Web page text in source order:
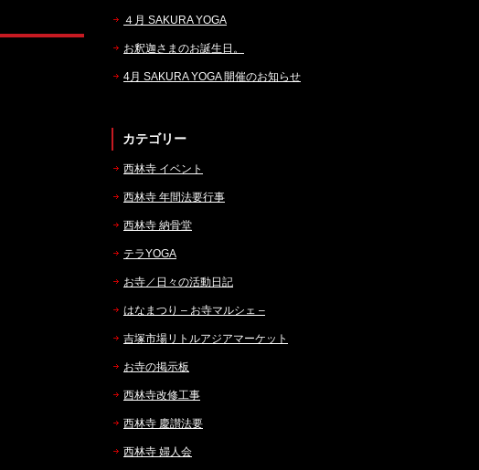
４月 SAKURA YOGA
お釈迦さまのお誕生日。
4月 SAKURA YOGA 開催のお知らせ
カテゴリー
西林寺 イベント
西林寺 年間法要行事
西林寺 納骨堂
テラYOGA
お寺／日々の活動日記
はなまつり – お寺マルシェ –
吉塚市場リトルアジアマーケット
お寺の掲示板
西林寺改修工事
西林寺 慶讃法要
西林寺 婦人会